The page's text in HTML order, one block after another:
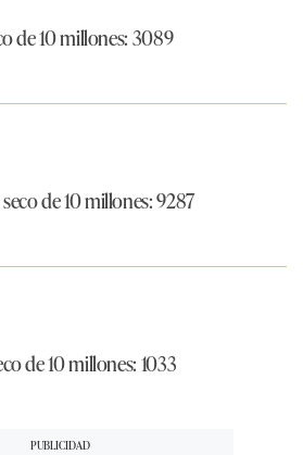
de 10 millones: 3089
de 10 millones: 9287
de 10 millones: 1033